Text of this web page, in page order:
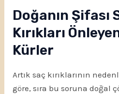
Doğanın Şifası
Kırıkları
Kürler
Artık saç kırıklarının
göre, sıra bu soruna doğal